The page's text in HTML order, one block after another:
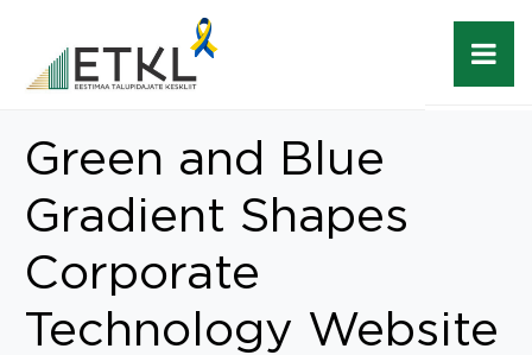
Green and Blue
Gradient Shapes
Corporate
Technology Website